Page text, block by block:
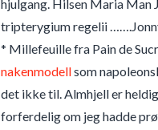
hjulgang. Hilsen Maria Man
tripterygium regelii
* Millefeuille fra Pain de
nakenmodellsom
det ikke til. Almhjell er
forferdelig om jeg hadde